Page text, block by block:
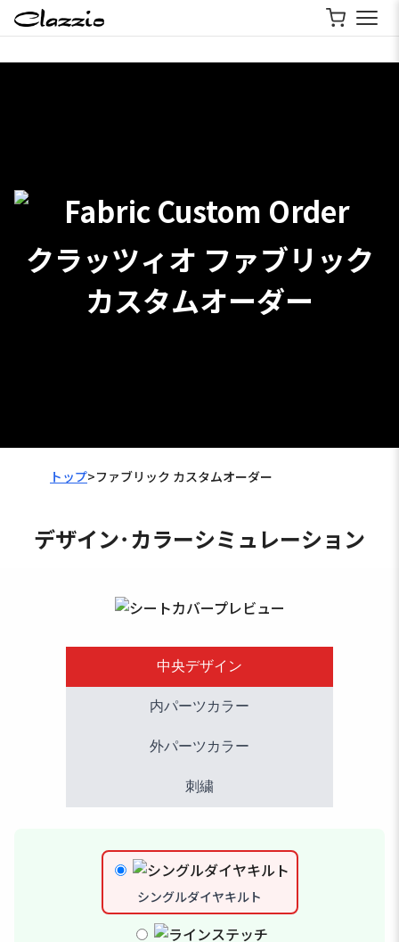
クラッツィオ ファブリック
カスタムオーダー
トップ>ファブリック カスタムオーダー
デザイン･カラーシミュレーション
中央デザイン
内パーツカラー
外パーツカラー
刺繍
シングルダイヤキルト